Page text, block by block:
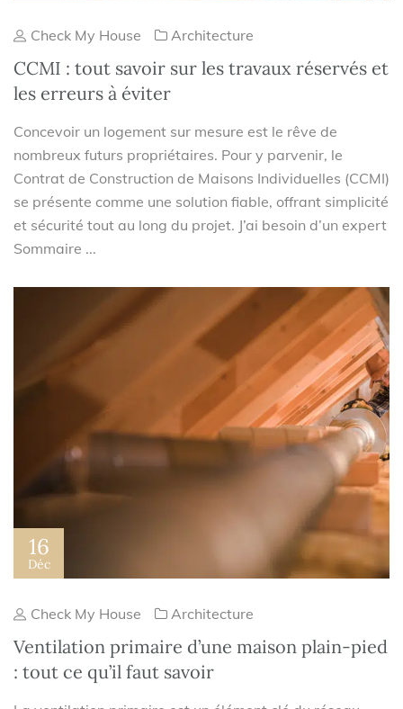
Check My House Architecture
CCMI : tout savoir sur les travaux réservés et
les erreurs à éviter
Concevoir un logement sur mesure est le rêve de
nombreux futurs propriétaires. Pour y parvenir, le
Contrat de Construction de Maisons Individuelles (CCMI)
se présente comme une solution fiable, offrant simplicité
et sécurité tout au long du projet. J’ai besoin d’un expert
Sommaire ...
16
Déc
Check My House Architecture
Ventilation primaire d’une maison plain-pied
: tout ce qu’il faut savoir